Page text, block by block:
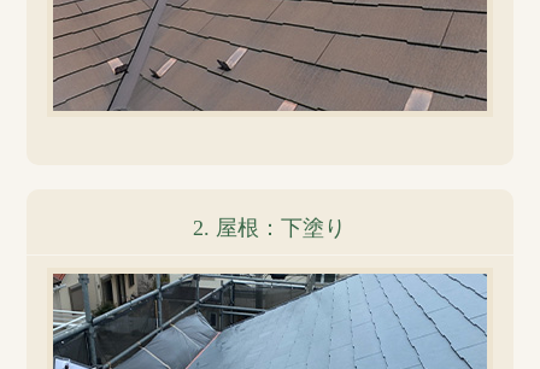
2. 屋根：下塗り